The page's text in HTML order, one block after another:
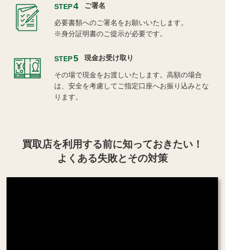
STEP4 ご署名
必要書類へのご署名をお願いいたします。
※身分証明書のご提示が必要です。
STEP5 現金お受け取り
その場で現金をお渡しいたします。高額の場合
は、安全を考慮してご指定口座へお振り込みとな
ります。
買取店を利用する前に知っておきたい！
よくある失敗とその対策